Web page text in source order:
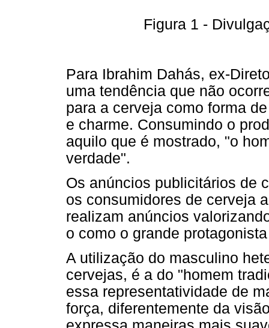
Figura 1 -
Para Ibrahim Dahás, ex-
uma tendência que não
para a cerveja como forma
e charme. Consumindo o
aquilo que é mostrado, "o
verdade".
Os anúncios publicitários de
os consumidores de cerveja
realizam anúncios
o como o grande
A utilização do masculino
cervejas, é a do "homem
essa representatividade de
força, diferentemente da